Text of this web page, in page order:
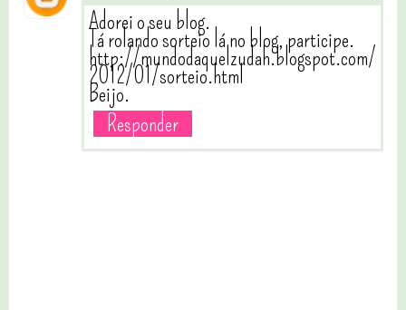
Adorei o seu blog.
Tá rolando sorteio lá no blog, participe.
http://mundodaquelzudah.blogspot.com/
2012/01/sorteio.html
Beijo.
Responder